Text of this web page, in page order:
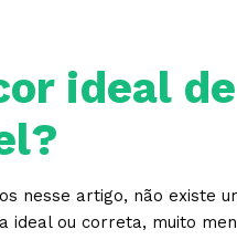
ideal
nesse artigo, não existe
ideal ou correta, muito